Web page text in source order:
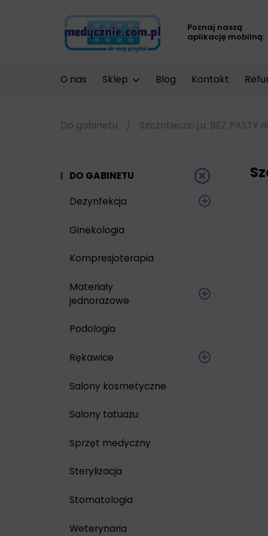
Poznaj naszą
aplikację mobilną:
O nas Sklep Blog Kontakt
Do gabinetu / Szczoteczki j.u. BEZ
DO GABINETU
Dezynfekcja
Narzędzi i sprzętu
Powierzchni
Skóry i rąk
Ginekologia
Kompresjoterapia
Materiały
jednorazowe
cewniki, zgłębniki,
wkładem chłonnym
Podologia
Rękawice
Foliowe
Lateksowe
pudrowane
Nitrylowe
Sterylne
Salony kosmetyczne
Salony tatuażu
Sprzęt medyczny
Sterylizacja
Stomatologia
Weterynaria